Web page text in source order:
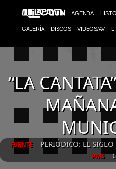
AGENDA
GALERÍA DISCOS VIDEOS/AV
“LA
FUENTE PERIÓDICO: EL SIGLO
PAÍS